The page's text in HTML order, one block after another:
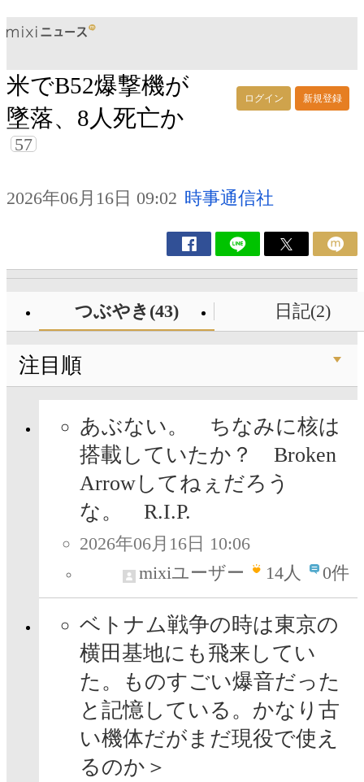
ログイン 新規登録
米でB52爆撃機が
墜落、8人死亡か
57
2026年06月16日 09:02 時事通信社
つぶやき(43) 日記(2)
注目順
あぶない。 ちなみに核は
搭載していたか？ Broken
Arrowしてねぇだろう
な。 R.I.P.
2026年06月16日 10:06
mixiユーザー
14人 0件
ベトナム戦争の時は東京の
横田基地にも飛来してい
た。ものすごい爆音だった
と記憶している。かなり古
い機体だがまだ現役で使え
るのか＞